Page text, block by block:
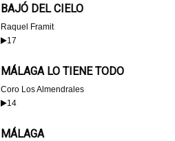
BAJÓ DEL CIELO
Raquel Framit
17
MÁLAGA LO TIENE TODO
Coro Los Almendrales
14
MÁLAGA